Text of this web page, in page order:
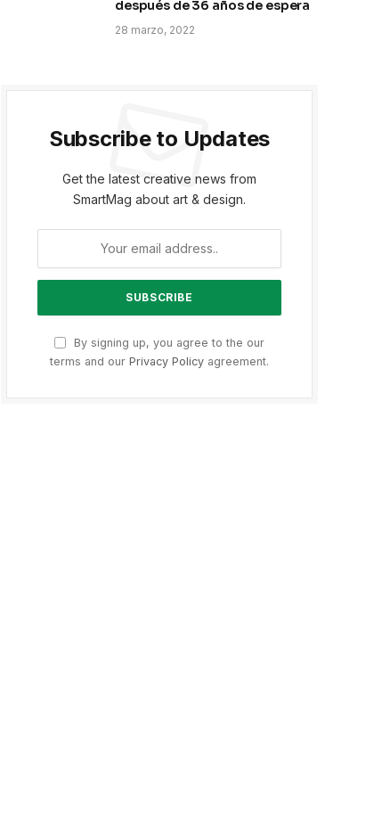
después de 36 años de espera
28 marzo, 2022
Subscribe to Updates
Get the latest creative news from
SmartMag about art & design.
By signing up, you agree to the our
terms and our Privacy Policy agreement.